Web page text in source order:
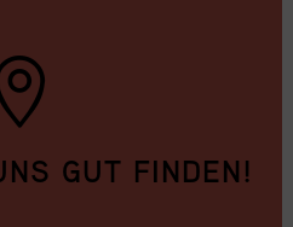
GUT FINDEN!